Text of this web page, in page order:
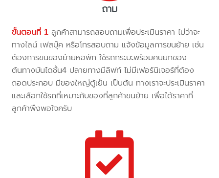
ถาม
ขั้นตอนที่ 1 ลูกค้าสามารถสอบถามเพื่อประเมินราคา ไม่ว่าจะ
ทางไลน์ เฟสบุ๊ค หรือโทรสอบถาม แจ้งข้อมูลการขนย้าย เช่น
ต้องการขนของย้ายหอพัก ใช้รถกระบะพร้อมคนยกของ
ต้นทางบันไดชั้น4 ปลายทางมีลิฟท์ ไม่มีเฟอร์นิเจอร์ที่ต้อง
ถอดประกอบ มีของใหญ่ตู้เย็น เป็นต้น ทางเราจะประเมินราคา
และเลือกใช้รถที่เหมาะกับของที่ลูกค้าขนย้าย เพื่อได้ราคาที่
ลูกค้าพึงพอใจครับ